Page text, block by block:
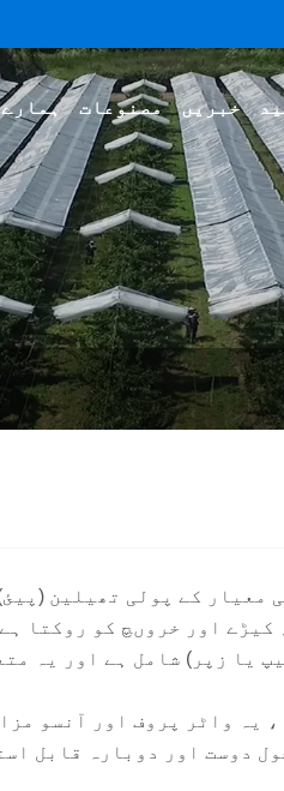
مصنوعات خبریں
معیار کے پولی تھیلین
اور خروںچ کو روکتا
یا زپر) شامل ہے اور یہ
یہ واٹر پروف اور آنسو
دوست اور دوبارہ قابل